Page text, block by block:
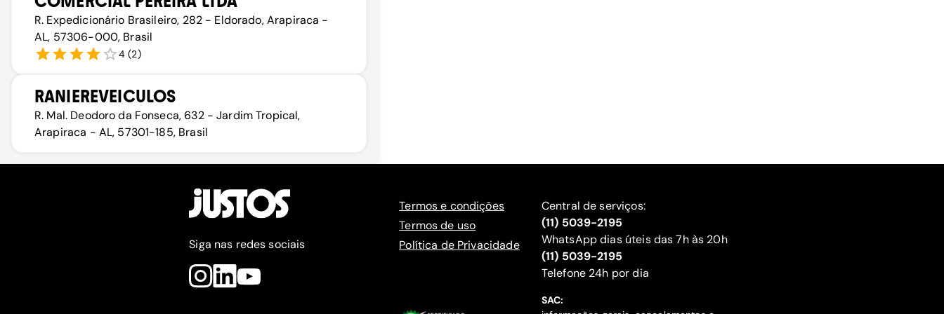
R. Expedicionário Brasileiro, 282 - Eldorado, Arapiraca -
AL, 57306-000, Brasil
4 (2)
RANIEREVEICULOS
R. Mal. Deodoro da Fonseca, 632 - Jardim Tropical,
Arapiraca - AL, 57301-185, Brasil
Siga nas redes sociais
Termos e condições
Termos de uso
Política de Privacidade
Central de serviços:
(11) 5039-2195
WhatsApp dias úteis das 7h às 20h
(11) 5039-2195
‍Telefone 24h por dia
SAC: